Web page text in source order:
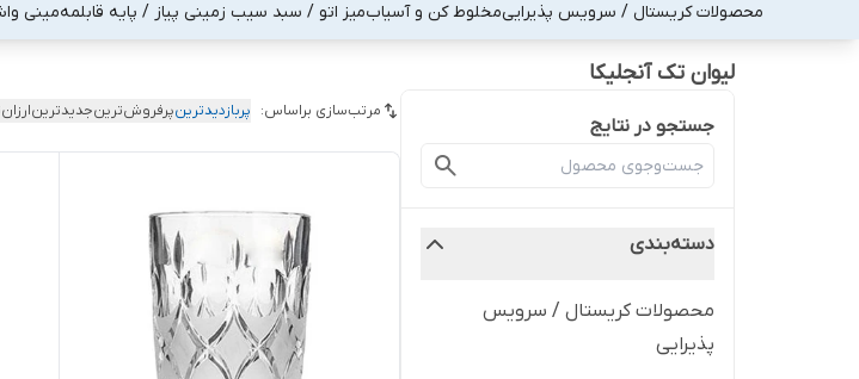
محصولات کریستال / سرویس پذیراییمخلوط کن و آسیابمیز اتو / سبد سیب زمینی پیاز / پایه قابلمهمینی
لیوان تک آنجلیکا
جستجو در نتایج
دسته‌بندی
محصولات کریستال / سرویس
پذیرایی
مرتب‌سازی براساس: پربازدیدترینپرفروش‌ترینجدیدترین